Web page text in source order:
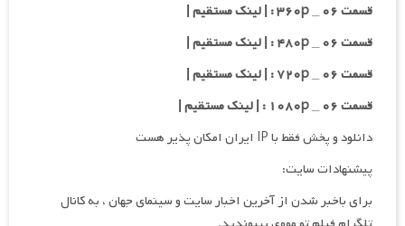
قسمت ۰۶ _ ۳۶۰p : | لینک مستقیم |
قسمت ۰۶ _ ۴۸۰p : | لینک مستقیم |
قسمت ۰۶ _ ۷۲۰p : | لینک مستقیم |
قسمت ۰۶ _ ۱۰۸۰p : | لینک مستقیم |
دانلود و پخش فقط با IP ایران امکان پذیر هست
پیشنهادات سایت:
برای باخبر شدن از آخرین اخبار سایت و سینمای جهان ، به کانال